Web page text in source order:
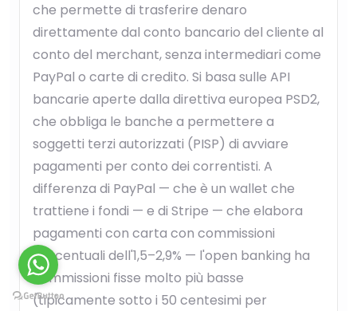
che permette di trasferire denaro
direttamente dal conto bancario del cliente al
conto del merchant, senza intermediari come
PayPal o carte di credito. Si basa sulle API
bancarie aperte dalla direttiva europea PSD2,
che obbliga le banche a permettere a
soggetti terzi autorizzati (PISP) di avviare
pagamenti per conto dei correntisti. A
differenza di PayPal — che è un wallet che
trattiene i fondi — e di Stripe — che elabora
pagamenti con carta con commissioni
percentuali dell'1,5–2,9% — l'open banking ha
commissioni fisse molto più basse
(tipicamente sotto i 50 centesimi per